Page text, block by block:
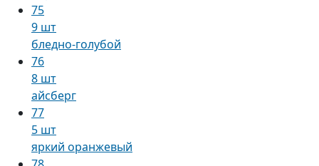
75
9 шт
бледно-голубой
76
8 шт
айсберг
77
5 шт
яркий оранжевый